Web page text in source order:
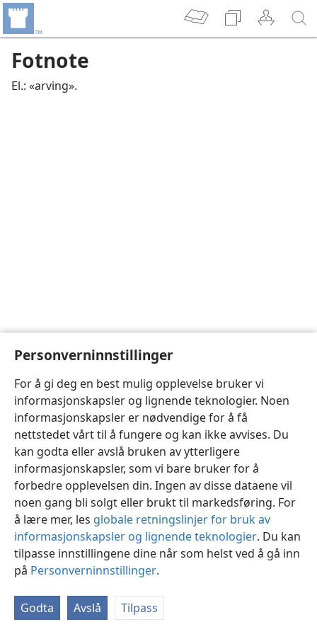
Personverninnstillinger
For å gi deg en best mulig opplevelse bruker vi
informasjonskapsler og lignende teknologier. Noen
informasjonskapsler er nødvendige for å få
nettstedet vårt til å fungere og kan ikke avvises. Du
kan godta eller avslå bruken av ytterligere
informasjonskapsler, som vi bare bruker for å
forbedre opplevelsen din. Ingen av disse dataene vil
noen gang bli solgt eller brukt til markedsføring. For
å lære mer, les globale retningslinjer for bruk av
informasjonskapsler og lignende teknologier. Du kan
tilpasse innstillingene dine når som helst ved å gå inn
på Personverninnstillinger.
Godta Avslå Tilpass
Fotnote
El.: «arving».
Norsk Innstillinger
Copyright© 2026 Watch Tower Bible and Tract Society of Pennsylvania
Personvern Personverninnstillinger